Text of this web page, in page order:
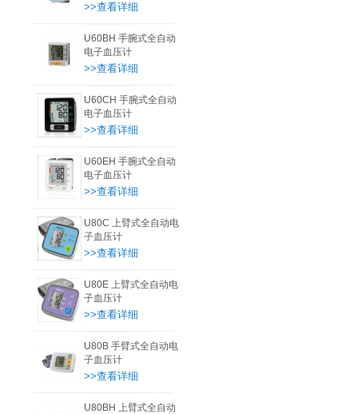
>>查看详细
U60BH 手腕式全自动
电子血压计
>>查看详细
U60CH 手腕式全自动
电子血压计
>>查看详细
U60EH 手腕式全自动
电子血压计
>>查看详细
U80C 上臂式全自动电
子血压计
>>查看详细
U80E 上臂式全自动电
子血压计
>>查看详细
U80B 手臂式全自动电
子血压计
>>查看详细
U80BH 上臂式全自动